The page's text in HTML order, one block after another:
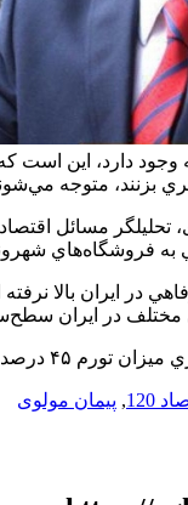
بزنند، متوجه
به فروشگاه‌هاي
در ايران بالا
مختلف در ايران
به نظر مي‌رسد مگر آنكه داده‌ها درست نباشند.
120
, پیمان مولوی